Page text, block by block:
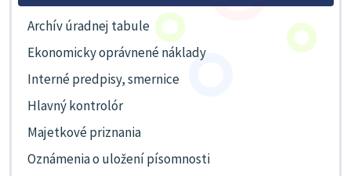
Archív úradnej tabule
Ekonomicky oprávnené náklady
Interné predpisy, smernice
Hlavný kontrolór
Majetkové priznania
Oznámenia o uložení písomnosti